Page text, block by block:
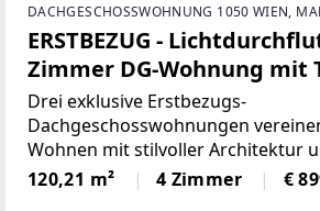
DACHGESCHOSSWOHNUNG 1050 WIEN,
ERSTBEZUG -
Zimmer DG-Wohnung mit
1050 Wien
Drei exklusive Erstbezugs-
Dachgeschosswohnungen
Wohnen mit stilvoller Architektur
Ausstattung auf höchstem Niveau.
großzügige Fensterflächen und
120,21 m² 4 Zimmer €